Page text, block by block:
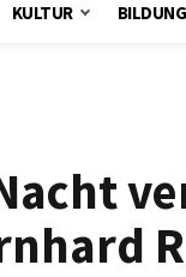
KULTUR BILDUNG